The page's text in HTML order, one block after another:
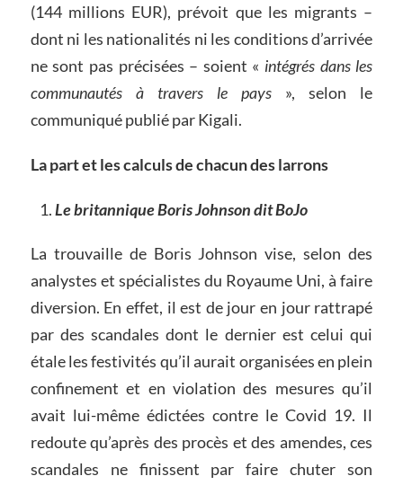
(144 millions EUR), prévoit que les migrants –
dont ni les nationalités ni les conditions d’arrivée
ne sont pas précisées – soient « intégrés dans les
communautés à travers le pays », selon le
communiqué publié par Kigali.
La part et les calculs de chacun des larrons
Le britannique Boris Johnson dit BoJo
La trouvaille de Boris Johnson vise, selon des
analystes et spécialistes du Royaume Uni, à faire
diversion. En effet, il est de jour en jour rattrapé
par des scandales dont le dernier est celui qui
étale les festivités qu’il aurait organisées en plein
confinement et en violation des mesures qu’il
avait lui-même édictées contre le Covid 19. Il
redoute qu’après des procès et des amendes, ces
scandales ne finissent par faire chuter son